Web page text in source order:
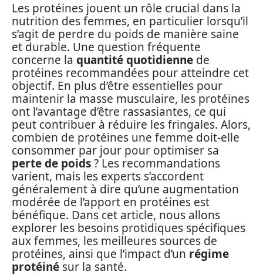
Les protéines jouent un rôle crucial dans la
nutrition des femmes, en particulier lorsqu’il
s’agit de perdre du poids de manière saine
et durable. Une question fréquente
concerne la quantité quotidienne de
protéines recommandées pour atteindre cet
objectif. En plus d’être essentielles pour
maintenir la masse musculaire, les protéines
ont l’avantage d’être rassasiantes, ce qui
peut contribuer à réduire les fringales. Alors,
combien de protéines une femme doit-elle
consommer par jour pour optimiser sa
perte de poids? Les recommandations
varient, mais les experts s’accordent
généralement à dire qu’une augmentation
modérée de l’apport en protéines est
bénéfique. Dans cet article, nous allons
explorer les besoins protidiques spécifiques
aux femmes, les meilleures sources de
protéines, ainsi que l’impact d’un régime
protéiné sur la santé.